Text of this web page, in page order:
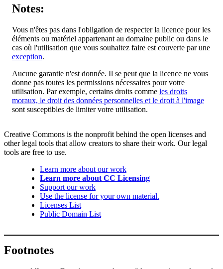
Notes:
Vous n'êtes pas dans l'obligation de respecter la licence pour les
éléments ou matériel appartenant au domaine public ou dans le
cas où l'utilisation que vous souhaitez faire est couverte par une
exception.
Aucune garantie n'est donnée. Il se peut que la licence ne vous
donne pas toutes les permissions nécessaires pour votre
utilisation. Par exemple, certains droits comme les droits
moraux, le droit des données personnelles et le droit à l'image
sont susceptibles de limiter votre utilisation.
Creative Commons is the nonprofit behind the open licenses and
other legal tools that allow creators to share their work. Our legal
tools are free to use.
Learn more about our work
Learn more about CC Licensing
Support our work
Use the license for your own material.
Licenses List
Public Domain List
Footnotes